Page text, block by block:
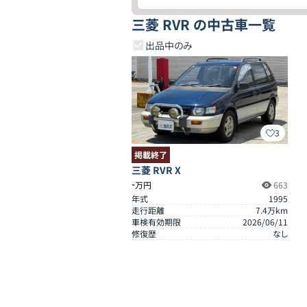
三菱 RVR の中古車一覧
出品中のみ
3
掲載終了
三菱 RVR X
-万円
663
年式
1995
走行距離
7.4万km
車検有効期限
2026/06/11
修復歴
なし